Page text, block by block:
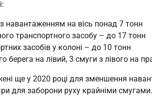
навантаженням на вісь понад 7 тонн
транспортного засобу – до 17 тонн
засобів у колоні – до 10 тонн
берега на лівий, 3 смуги з лівого на
ще у 2020 році для зменшення
для заборони руху крайніми смугами.